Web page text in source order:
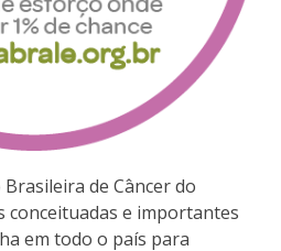
Brasileira de Câncer do
conceituadas e importantes
em todo o país para